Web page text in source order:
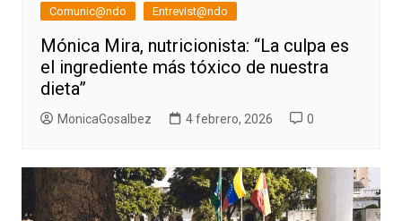
Comunic@ndo Entrevist@ndo
Mónica Mira, nutricionista: “La culpa es
el ingrediente más tóxico de nuestra
dieta”
MonicaGosalbez 4 febrero, 2026 0